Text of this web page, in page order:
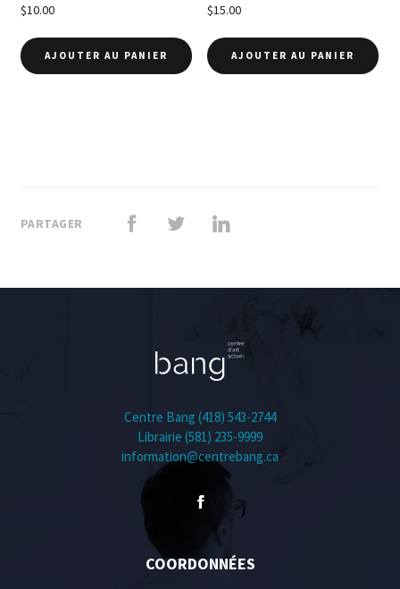
$10.00
AJOUTER AU PANIER
$15.00
AJOUTER AU PANIER
PARTAGER
Centre Bang (418) 543-2744
Librairie (581) 235-9999
information@centrebang.ca
COORDONNÉES